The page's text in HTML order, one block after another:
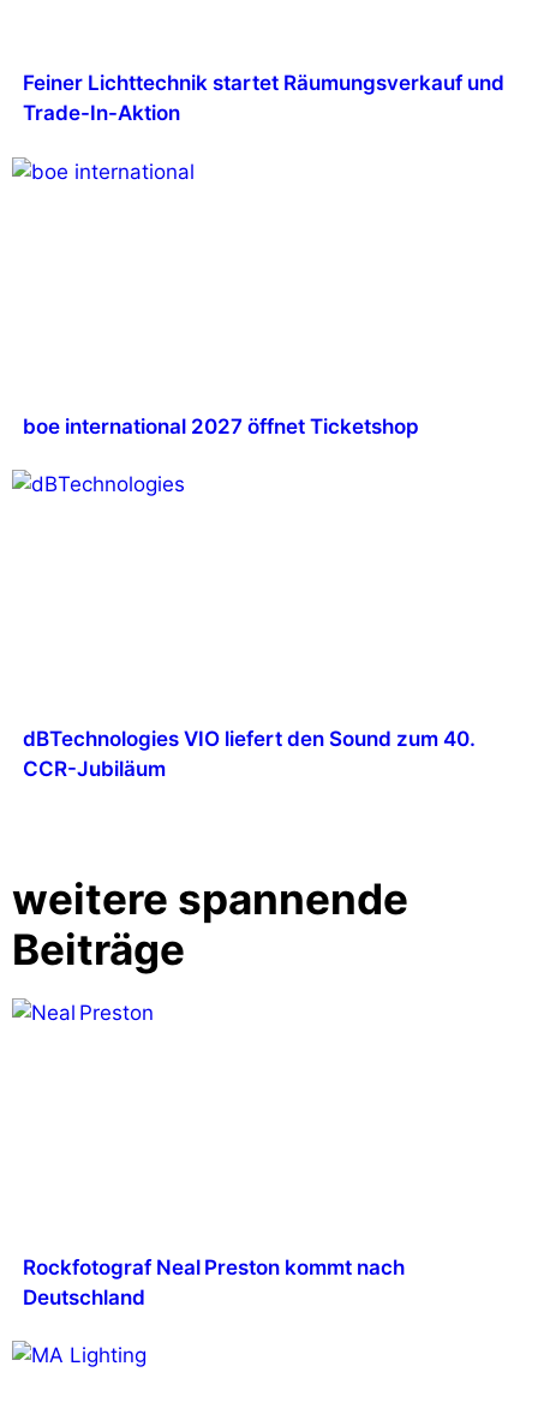
Feiner Lichttechnik startet Räumungsverkauf und
Trade-In-Aktion
boe international 2027 öffnet Ticketshop
dBTechnologies VIO liefert den Sound zum 40.
CCR-Jubiläum
weitere spannende
Beiträge
Rockfotograf Neal Preston kommt nach
Deutschland